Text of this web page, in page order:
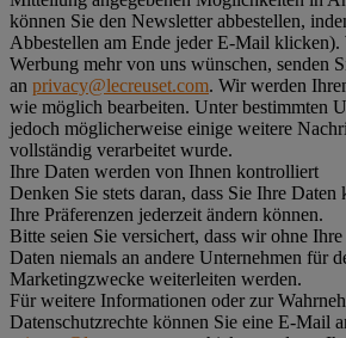
können Sie den Newsletter abbestellen,
Abbestellen am Ende jeder E-Mail klicken).
Werbung mehr von uns wünschen, senden
an privacy@lecreuset.com. Wir werden
wie möglich bearbeiten. Unter bestimmten
jedoch möglicherweise einige weitere
vollständig verarbeitet wurde.
Ihre Daten werden von Ihnen kontrolliert
Denken Sie stets daran, dass Sie Ihre
Ihre Präferenzen jederzeit ändern können.
Bitte seien Sie versichert, dass wir ohne
Daten niemals an andere Unternehmen für
Marketingzwecke weiterleiten werden.
Für weitere Informationen oder zur
Datenschutzrechte können Sie eine E-Mail